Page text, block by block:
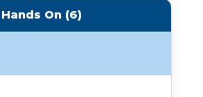
On (6)